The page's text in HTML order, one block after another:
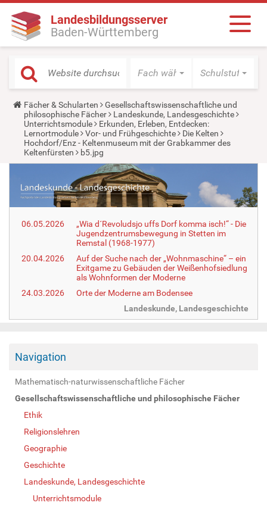
Landesbildungsserver
Baden-Württemberg
Fach wählen Schulstufe
Y
o
u
a
r
e
h
e
:
Fächer & Schularten
Gesellschaftswissenschaftliche und
philosophische Fächer
Landeskunde, Landesgeschichte
Unterrichtsmodule
Erkunden, Erleben, Entdecken:
Lernortmodule
Vor- und Frühgeschichte
Die Kelten
Hochdorf/Enz - Keltenmuseum mit der Grabkammer des
Keltenfürsten
b5.jpg
06.05.2026
„Wia d´Revoludsjo uffs Dorf komma isch!“ - Die
Jugendzentrumsbewegung in Stetten im
Remstal (1968-1977)
20.04.2026
Auf der Suche nach der „Wohnmaschine“ – ein
Exitgame zu Gebäuden der Weißenhofsiedlung
als Wohnformen der Moderne
24.03.2026
Orte der Moderne am Bodensee
Landeskunde, Landesgeschichte
Navigation
Mathematisch-naturwissenschaftliche Fächer
Gesellschaftswissenschaftliche und philosophische Fächer
Ethik
Religionslehren
Geographie
Geschichte
Landeskunde, Landesgeschichte
Unterrichtsmodule